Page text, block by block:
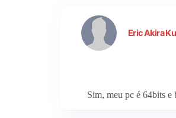
Eric Akira
Sim, meu pc é 64bits e